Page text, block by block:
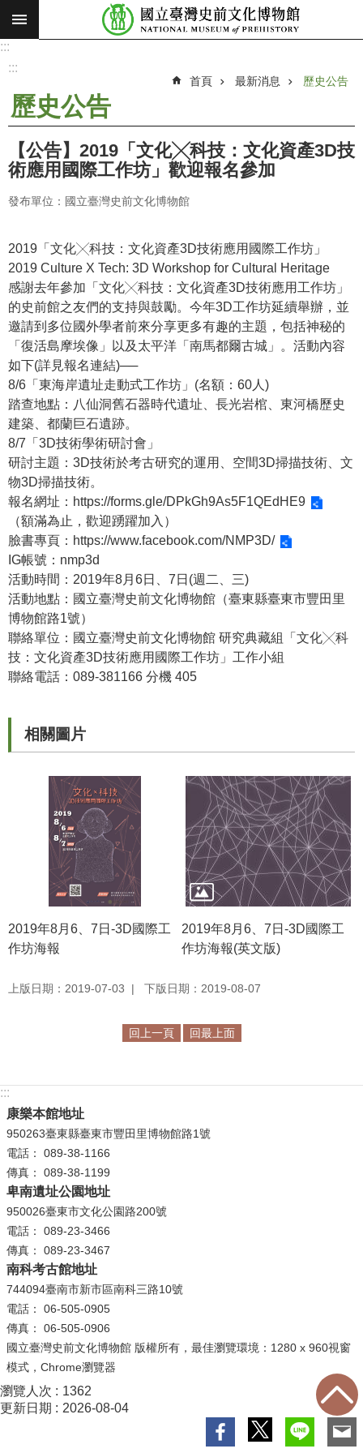
跳到主要內容區塊
搜
願
景
使
命
最
消
息
參
觀
展
覽
學
習
探
索
認
識
我
們
便
民
服
務
性
等
專
服
務
箱
覽
R
S
S
網
站
資
料
開
放
宣
告
隱
私
權
:::
:::
首頁 最新消息 歷史公告
歷史公告
【公告】2019「文化╳科技：文化資產3D技
術應用國際工作坊」歡迎報名參加
發布單位：國立臺灣史前文化博物館
2019「文化╳科技：文化資產3D技術應用國際工作坊」
2019 Culture X Tech: 3D Workshop for Cultural Heritage
感謝去年參加「文化╳科技：文化資產3D技術應用工作坊」
的史前館之友們的支持與鼓勵。今年3D工作坊延續舉辦，並
邀請到多位國外學者前來分享更多有趣的主題，包括神秘的
「復活島摩埃像」以及太平洋「南馬都爾古城」。活動內容
如下(詳見報名連結)──
8/6「東海岸遺址走動式工作坊」(名額：60人)
踏查地點：八仙洞舊石器時代遺址、長光岩棺、東河橋歷史
建築、都蘭巨石遺跡。
8/7「3D技術學術研討會」
研討主題：3D技術於考古研究的運用、空間3D掃描技術、文
物3D掃描技術。
報名網址： https://forms.gle/DPkGh9As5F1QEdHE9
（額滿為止，歡迎踴躍加入）
臉書專頁： https://www.facebook.com/NMP3D/
IG帳號：nmp3d
活動時間：2019年8月6日、7日(週二、三)
活動地點：國立臺灣史前文化博物館（臺東縣臺東市豐田里
博物館路1號）
聯絡單位：國立臺灣史前文化博物館 研究典藏組「文化╳科
技：文化資產3D技術應用國際工作坊」工作小組
聯絡電話：089-381166 分機 405
相關圖片
2019年8月6、7日-3D國際工
作坊海報
2019年8月6、7日-3D國際工
作坊海報(英文版)
上版日期：2019-07-03 下版日期：2019-08-07
回上一頁 回最上面
:::
康樂本館地址
950263臺東縣臺東市豐田里博物館路1號
電話： 089-38-1166
傳真： 089-38-1199
卑南遺址公園地址
950026臺東市文化公園路200號
電話： 089-23-3466
傳真： 089-23-3467
南科考古館地址
744094臺南市新市區南科三路10號
電話： 06-505-0905
傳真： 06-505-0906
國立臺灣史前文化博物館 版權所有，最佳瀏覽環境：1280 x 960視窗
模式，Chrome瀏覽器
瀏覽人次
1362
更新日期
2026-08-04